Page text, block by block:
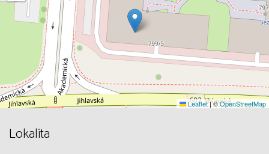
Leaflet |©OpenStreetMap
Lokalita